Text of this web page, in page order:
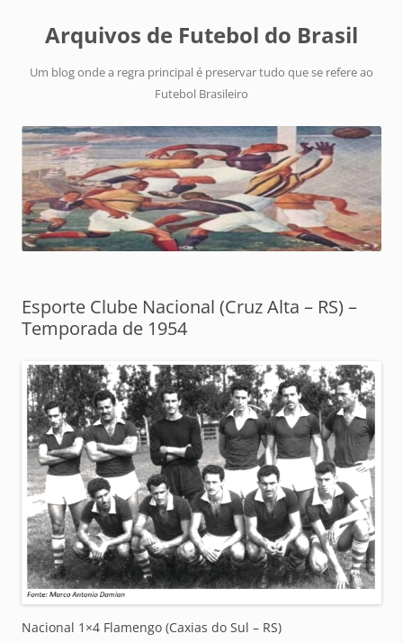
Arquivos de Futebol do Brasil
Um blog onde a regra principal é preservar tudo que se refere ao
Futebol Brasileiro
Esporte Clube Nacional (Cruz Alta – RS) –
Temporada de 1954
Nacional 1×4 Flamengo (Caxias do Sul – RS)